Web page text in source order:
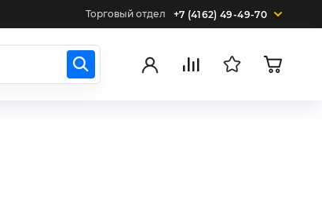
Торговый отдел +7 (4162) 49-49-70